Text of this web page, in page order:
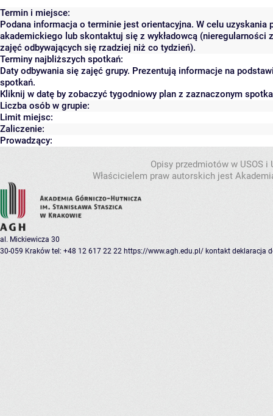
Termin i miejsce:
Podana informacja o terminie jest orientacyjna. W celu
akademickiego lub skontaktuj się z wykładowcą (nieregularności
zajęć odbywających się rzadziej niż co tydzień).
Terminy najbliższych spotkań:
Daty odbywania się zajęć grupy. Prezentują informacje na
spotkań.
Kliknij w datę by zobaczyć tygodniowy plan z zaznaczonym
Liczba osób w grupie:
Limit miejsc:
Zaliczenie:
Prowadzący:
Opisy przedmiotów w USOS
Właścicielem praw autorskich jest
al. Mickiewicza 30
30-059 Kraków tel: +48 12 617 22 22 https://www.agh.edu.pl/ kontakt deklaracja